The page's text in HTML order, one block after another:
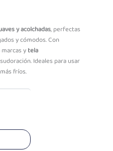
y acolchadas, perfectas
y cómodos. Con
ytela
Ideales para usar
fríos.